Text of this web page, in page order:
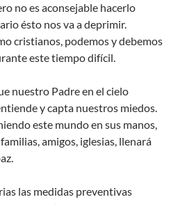
no es aconsejable hacerlo
ésto nos va a deprimir.
cristianos, podemos y debemos
este tiempo difícil.
nuestro Padre en el cielo
y capta nuestros miedos.
este mundo en sus manos,
amigos, iglesias, llenará
las medidas preventivas